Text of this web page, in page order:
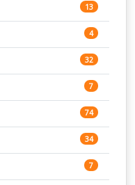
146
231
134
2
153
345
15
13
4
32
7
74
34
7